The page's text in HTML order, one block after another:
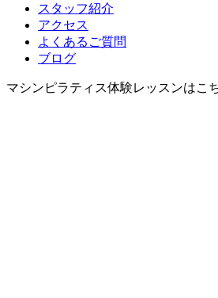
スタッフ紹介
アクセス
よくあるご質問
ブログ
マシンピラティス体験レッスンはこ